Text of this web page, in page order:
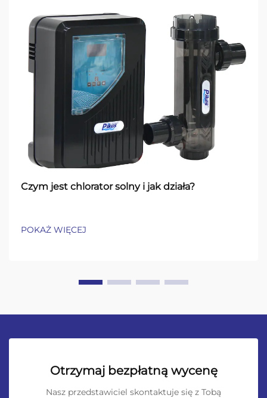
Czym jest chlorator solny i jak działa?
POKAŻ WIĘCEJ
Otrzymaj bezpłatną wycenę
Nasz przedstawiciel skontaktuje się z Tobą